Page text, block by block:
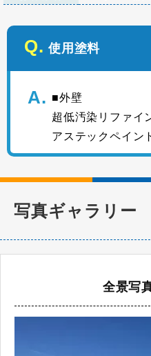
使用塗料
■外壁
超低汚染リファイ
アステックペイン
写真ギャラリー
全景写